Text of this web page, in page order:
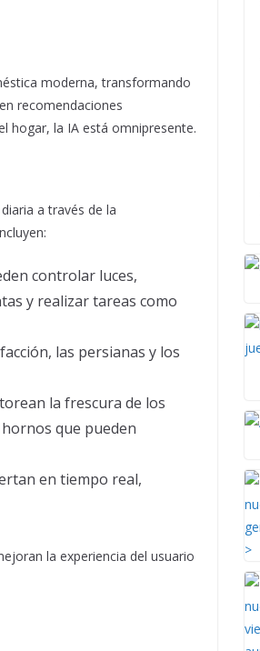
moderna, transformando
recomendaciones
hogar, la IA está omnipresente.
a través de la
controlar luces,
y realizar tareas como
las persianas y los
la frescura de los
que pueden
en tiempo real,
la experiencia del usuario